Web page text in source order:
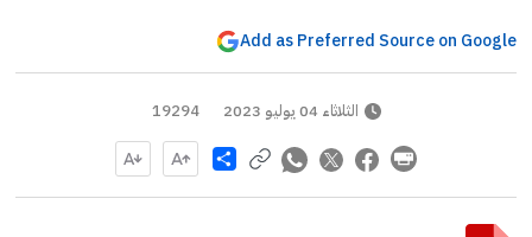
Add as Preferred Source on Google
الثلاثاء 04 يوليو 2023 19294
Share